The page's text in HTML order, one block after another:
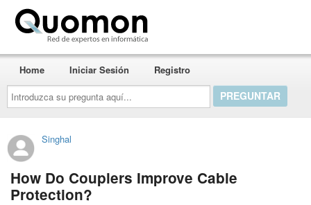
Introduzca
su
pregunta
aquí...
Home Iniciar Sesión Registro
Singhal
How Do Couplers Improve Cable
Protection?